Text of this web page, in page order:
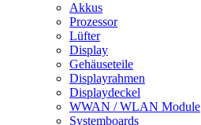
Akkus
Prozessor
Lüfter
Display
Gehäuseteile
Displayrahmen
Displaydeckel
WWAN / WLAN Module
Systemboards